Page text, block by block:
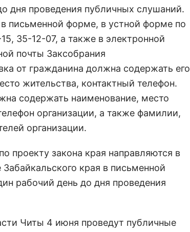
дня проведения публичных слушаний.
письменной форме, в устной форме по
35-12-07, а также в электронной
почты Заксобрания
от гражданина должна содержать его
жительства, контактный телефон.
содержать наименование, место
организации, а также фамилии,
организации.
проекту закона края направляются в
края в письменной
рабочий день до дня проведения
Читы 4 июня проведут публичные